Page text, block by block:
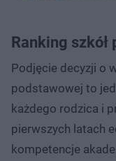
Ranking szkół
Podjęcie decyzji o
podstawowej to
każdego rodzica i
pierwszych latach
kompetencje